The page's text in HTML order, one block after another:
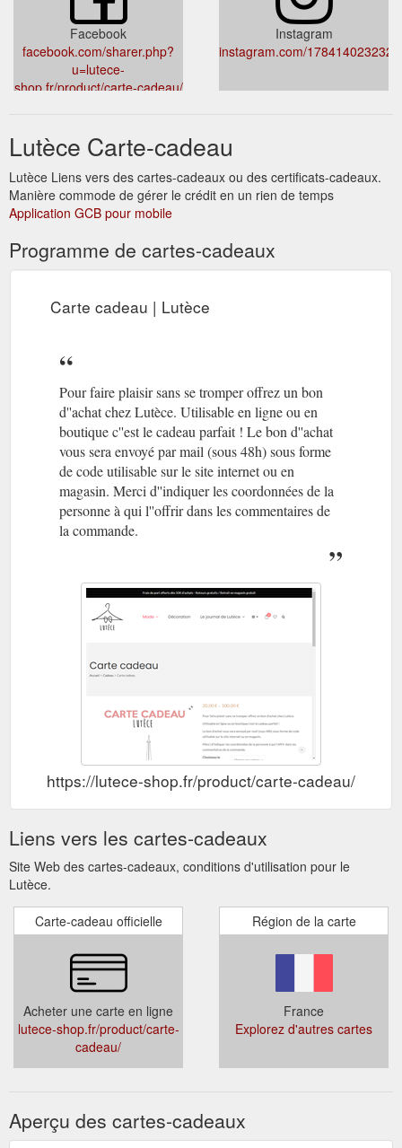
Facebook
facebook.com/sharer.php?
u=lutece-
shop.fr/product/carte-cadeau/
Instagram
instagram.com/
Lutèce Carte-cadeau
Lutèce Liens vers des cartes-cadeaux ou des certificats-cadeaux.
Manière commode de gérer le crédit en un rien de temps
Application GCB pour mobile
Programme de cartes-cadeaux
Carte cadeau | Lutèce
Pour faire plaisir sans se tromper offrez un bon
d''achat chez Lutèce. Utilisable en ligne ou en
boutique c''est le cadeau parfait ! Le bon d''achat
vous sera envoyé par mail (sous 48h) sous forme
de code utilisable sur le site internet ou en
magasin. Merci d''indiquer les coordonnées de la
personne à qui l''offrir dans les commentaires de
la commande.
https://lutece-shop.fr/product/carte-cadeau/
Liens vers les cartes-cadeaux
Site Web des cartes-cadeaux, conditions d'utilisation pour le
Lutèce.
Carte-cadeau officielle
Acheter une carte en ligne
lutece-shop.fr/product/carte-
cadeau/
Région de la carte
France
Explorez d'autres cartes
Aperçu des cartes-cadeaux